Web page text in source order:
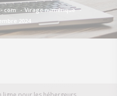
com
Virage numérique
2024